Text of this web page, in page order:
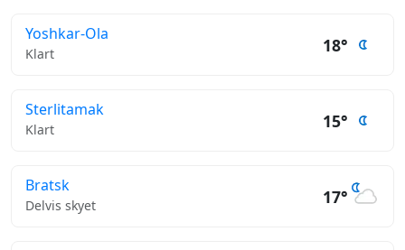
Yoshkar-Ola
Klart 18°
Sterlitamak
Klart 15°
Bratsk
Delvis skyet 17°